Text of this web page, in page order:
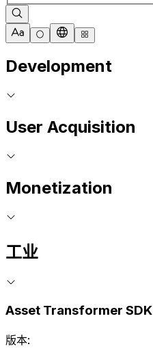
Development
User Acquisition
Monetization
工业
Asset Transformer SDK
版本: